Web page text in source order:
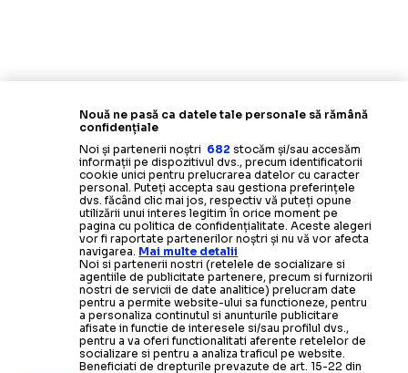
Nouă ne pasă ca datele tale personale să rămână
confidențiale
Noi și partenerii noștri 682 stocăm și/sau accesăm
informații pe dispozitivul dvs., precum identificatorii
cookie unici pentru prelucrarea datelor cu caracter
personal. Puteți accepta sau gestiona preferințele
dvs. făcând clic mai jos, respectiv vă puteți opune
utilizării unui interes legitim în orice moment pe
pagina cu politica de confidențialitate. Aceste alegeri
vor fi raportate partenerilor noștri și nu vă vor afecta
navigarea. Mai multe detalii
Noi si partenerii nostri (retelele de socializare si
agentiile de publicitate partenere, precum si furnizorii
nostri de servicii de date analitice) prelucram date
pentru a permite website-ului sa functioneze, pentru
a personaliza continutul si anunturile publicitare
afisate in functie de interesele si/sau profilul dvs.,
pentru a va oferi functionalitati aferente retelelor de
socializare si pentru a analiza traficul pe website.
Beneficiati de drepturile prevazute de art. 15-22 din